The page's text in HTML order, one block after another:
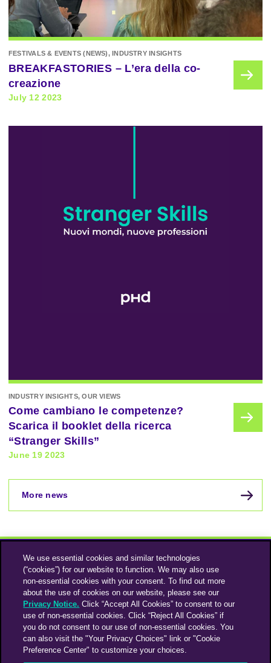
FESTIVALS & EVENTS (NEWS), INDUSTRY INSIGHTS
BREAKFASTORIES – L’era della co-
creazione
July 12 2023
INDUSTRY INSIGHTS, OUR VIEWS
Come cambiano le competenze?
Scarica il booklet della ricerca
“Stranger Skills”
June 19 2023
More news
InstagramLinkedin
We use essential cookies and similar technologies
(“cookies”) for our website to function. We may also use
non-essential cookies with your consent. To find out more
about the use of cookies on our website, please see our
Privacy Notice. Click “Accept All Cookies” to consent to our
use of non-essential cookies. Click “Reject All Cookies” if
you do not consent to our use of non-essential cookies. You
can also visit the "Your Privacy Choices" link or "Cookie
Preference Center" to customize your choices.